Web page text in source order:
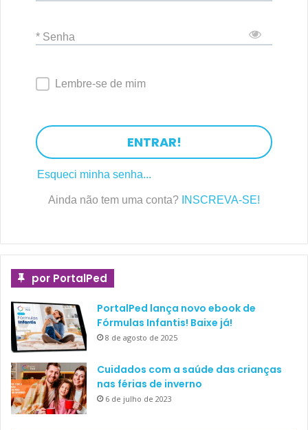
* Senha
Lembre-se de mim
ENTRAR!
Esqueci minha senha...
Ainda não tem uma conta? INSCREVA-SE!
por PortalPed
PortalPed lança novo ebook de
Fórmulas Infantis! Baixe já!
8 de agosto de 2025
Cuidados com a saúde das crianças
nas férias de inverno
6 de julho de 2023